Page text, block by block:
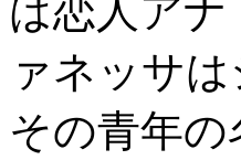
は恋人ア
ァネッサ
その青年